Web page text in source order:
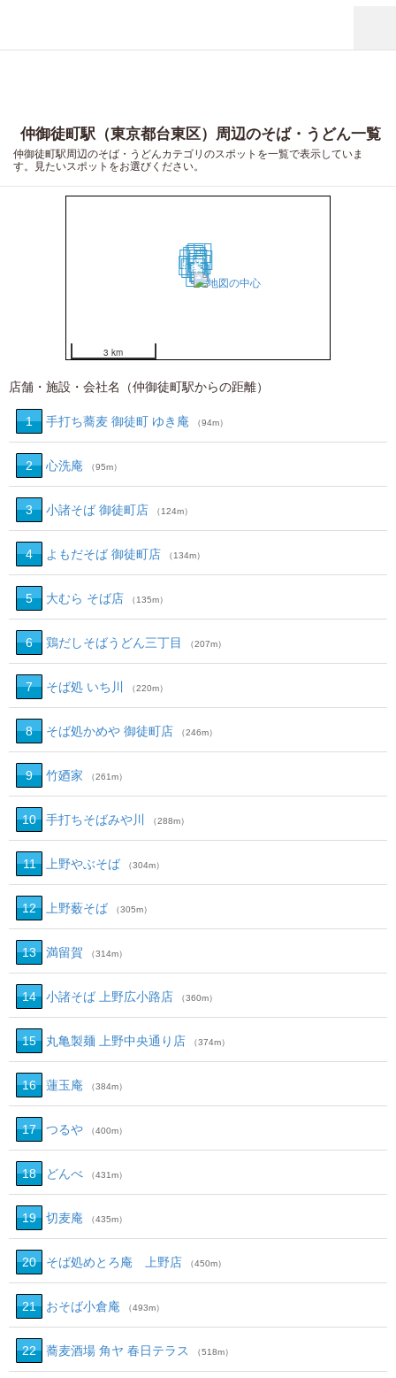
仲御徒町駅（東京都台東区）周辺のそば・うどん一覧
仲御徒町駅周辺のそば・うどんカテゴリのスポットを一覧で表示していま
す。見たいスポットをお選びください。
1
2
3
45
6
7
8
9
10
11
12
13
14
15
1617
18
1920
3 km
店舗・施設・会社名（仲御徒町駅からの距離）
1 手打ち蕎麦 御徒町 ゆき庵 （94m）
2 心洗庵 （95m）
3 小諸そば 御徒町店 （124m）
4 よもだそば 御徒町店 （134m）
5 大むら そば店 （135m）
6 鶏だしそばうどん三丁目 （207m）
7 そば処 いち川 （220m）
8 そば処かめや 御徒町店 （246m）
9 竹廼家 （261m）
10 手打ちそばみや川 （288m）
11 上野やぶそば （304m）
12 上野薮そば （305m）
13 満留賀 （314m）
14 小諸そば 上野広小路店 （360m）
15 丸亀製麺 上野中央通り店 （374m）
16 蓮玉庵 （384m）
17 つるや （400m）
18 どんべ （431m）
19 切麦庵 （435m）
20 そば処めとろ庵 上野店 （450m）
21 おそば小倉庵 （493m）
22 蕎麦酒場 角ヤ 春日テラス （518m）